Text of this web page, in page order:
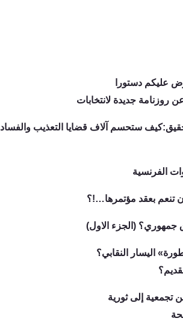
عليكم دستورا
ستحسم آلاف قضايا التعذيب والفساد
الفرنسية
تنعم بعقد مؤتمرها…!؟
جمهوري؟ (الجزء الاول)
اليسار النقابي؟
تجمعية إلى ثورية